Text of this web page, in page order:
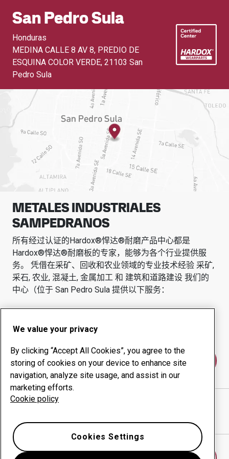
San Pedro Sula
Honduras
MEDINA CALLE 8 AV 8, PREDIO DE
ESQUINA COLOR VERDE, 21103 San
Pedro Sula
METALES INDUSTRIALES
SAMPEDRANOS
所有经过认证的Hardox®悍达®耐磨产品中心都是
Hardox®悍达®耐磨板的专家，能够为各个行业提供服
务。 凭借在采矿、回收和农业领域的专业技术经验 采矿,
采石, 农业, 混凝土, 金属加工 和 建筑和道路建设 我们的
中心（位于 San Pedro Sula 提供以下服务：
耐磨产品
咨询服务
正常运行时间管理
联系我们
METALES INDUSTRIALES SAMPEDRANOS
We value your privacy
By clicking “Accept All Cookies”, you agree to the
storing of cookies on your device to enhance site
navigation, analyze site usage, and assist in our
marketing efforts.
Cookie policy
Cookies Settings